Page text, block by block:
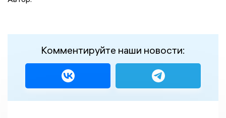
Комментируйте наши новости: